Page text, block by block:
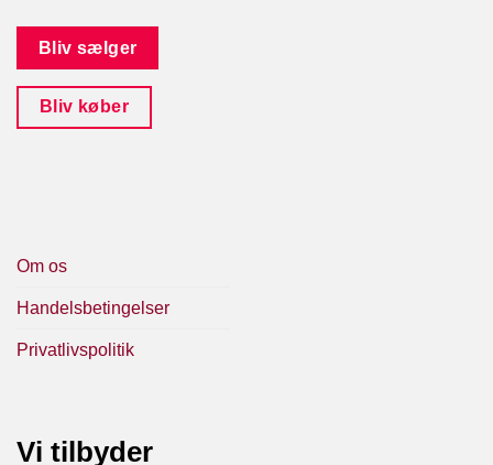
Bliv sælger
Bliv køber
Om os
Handelsbetingelser
Privatlivspolitik
Vi tilbyder